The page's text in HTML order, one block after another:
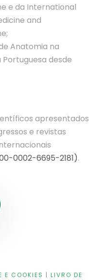
e da International
and
Anatomia na
desde
apresentados
e revistas
0002-6695-2181).
E COOKIES | LIVRO DE